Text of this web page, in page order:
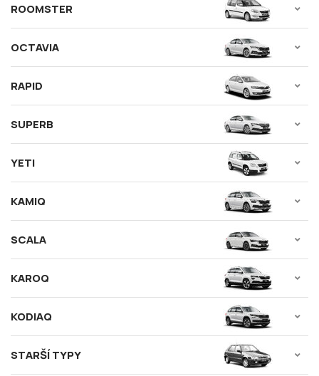
ROOMSTER
OCTAVIA
RAPID
SUPERB
YETI
KAMIQ
SCALA
KAROQ
KODIAQ
STARŠÍ TYPY